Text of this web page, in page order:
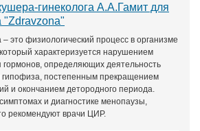
гинеколога А.А.Гамит для
"Zdravzona"
это физиологический процесс в организме
характеризуется нарушением
определяющих деятельность
гипофиза, постепенным прекращением
и окончанием детородного периода.
и диагностике менопаузы,
рекомендуют врачи ЦИР.